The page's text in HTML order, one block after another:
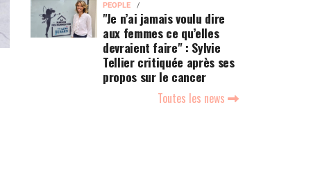
PEOPLE
"Je n’ai jamais voulu dire
aux femmes ce qu’elles
devraient faire" : Sylvie
Tellier critiquée après ses
propos sur le cancer
Toutes les news